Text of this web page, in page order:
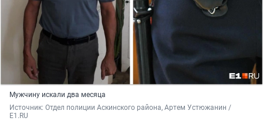
Мужчину искали два месяца
Источник: Отдел полиции Аскинского района, Артем Устюжанин /
E1.RU